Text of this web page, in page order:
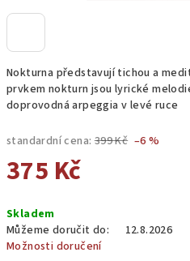
Nokturna představují tichou a
prvkem nokturn jsou lyrické
doprovodná arpeggia v levé ruce
standardní cena: 399 Kč –6 %
375 Kč
cena:
Skladem
Můžeme doručit do:
12.8.2026
Možnosti doručení